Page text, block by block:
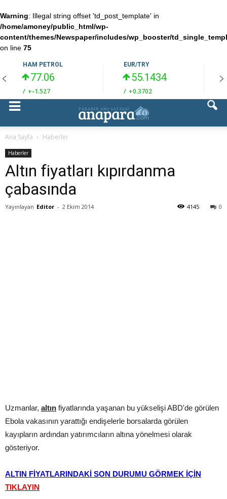
Warning: Illegal string offset 'td_post_template' in
/home/amoney/public_html/wp-
content/themes/Newspaper/includes/wp_booster/
on line 75
HAM PETROL
77.06
/ +-1.527
EUR/TRY
55.1434
/ +0.3702
Ana Sayfa Haberler
Haberler
Altın fiyatları kıpırdanma
çabasında
Yayınlayan Editor - 2 Ekim 2014 0
4145
Uzmanlar, altın fiyatlarında yaşanan bu yükselişi ABD'de görülen
Ebola vakasının yarattığı endişelerle borsalarda görülen
kayıpların ardından yatırımcıların altına yönelmesi olarak
gösteriyor.
ALTIN FİYATLARINDAKİ SON DURUMU GÖRMEK İÇİN
TIKLAYIN